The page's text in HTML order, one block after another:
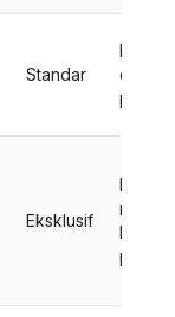
Standar
Meja,
dan
Eksklusif
LCD
rak
karpet